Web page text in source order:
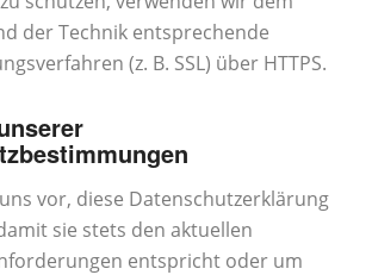
der Technik entsprechende
(z. B. SSL) über HTTPS.
vor, diese Datenschutzerklärung
sie stets den aktuellen
entspricht oder um